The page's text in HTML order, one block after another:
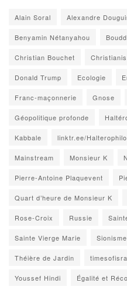
Alain Soral Alexandre
Benyamin Nétanyahou
Christian Bouchet
Donald Trump Ecologie
Franc-maçonnerie Gnose
Géopolitique profonde
Kabbale linktr.ee/Halterophilo
Mainstream Monsieur K
Pierre-Antoine Plaquevent
Quart d’heure de Monsieur K
Rose-Croix Russie
Sainte Vierge Marie Sionisme
Théière de Jardin
Youssef Hindi Égalité et